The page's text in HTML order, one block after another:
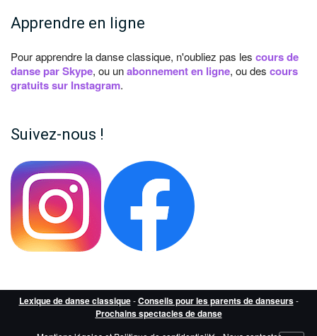
Apprendre en ligne
Pour apprendre la danse classique, n'oubliez pas les cours de
danse par Skype, ou unabonnement en ligne, ou des cours
gratuits sur Instagram.
Suivez-nous !
Lexique de danse classique-Conseils pour les parents de danseurs-
Prochains spectacles de danse